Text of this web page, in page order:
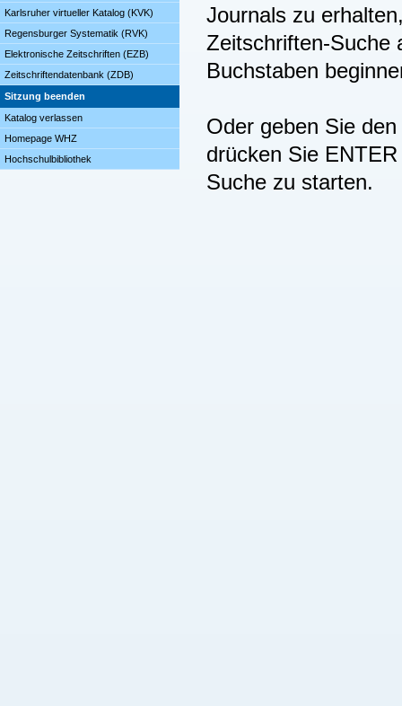
Karlsruher virtueller Katalog (KVK)
Regensburger Systematik (RVK)
Elektronische Zeitschriften (EZB)
Zeitschriftendatenbank (ZDB)
Sitzung beenden
Katalog verlassen
Homepage WHZ
Hochschulbibliothek
Journals zu
Zeitschriften-Suche
Buchstaben
Oder geben Sie
drücken Sie
Suche zu starten.